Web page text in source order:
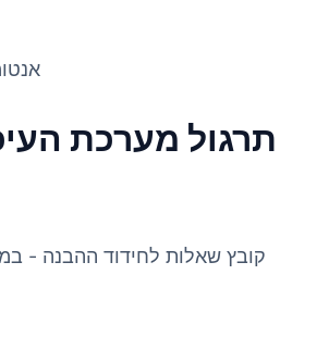
תרגול מערכת
קובץ שאלות לחידוד ההבנה -